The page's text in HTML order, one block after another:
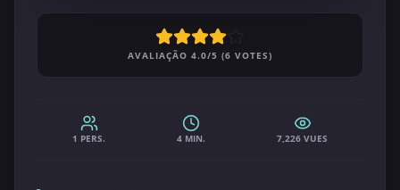
AVALIAÇÃO 4.0/5 (6 VOTES)
1 PERS. 4 MIN. 7,226 VUES